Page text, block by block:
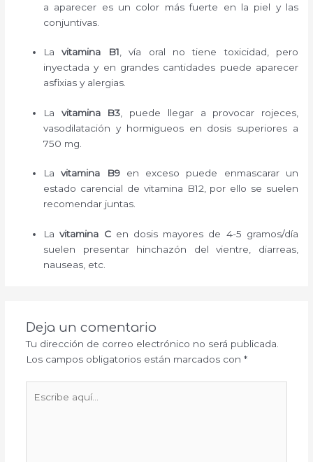
a aparecer es un color más fuerte en la piel y las
conjuntivas.
Lavitamina B1 , vía oral no tiene toxicidad, pero
inyectada y en grandes cantidades puede aparecer
asfixias y alergias.
La vitamina B3 , puede llegar a provocar rojeces,
vasodilatación y hormigueos en dosis superiores a
750 mg.
Lavitamina B9en exceso puede enmascarar un
estado carencial de vitamina B12, por ello se suelen
recomendar juntas.
La vitamina Cen dosis mayores de 4-5 gramos/día
suelen presentar hinchazón del vientre, diarreas,
nauseas, etc.
Deja un comentario
Tu dirección de correo electrónico no será publicada.
Los campos obligatorios están marcados con *
aquí...